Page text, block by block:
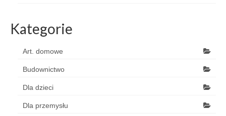
Kategorie
Art. domowe
Budownictwo
Dla dzieci
Dla przemysłu